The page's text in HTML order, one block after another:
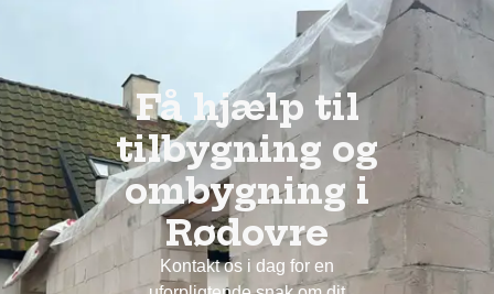
Få hjælp til
tilbygning og
ombygning i
Rødovre
Kontakt os i dag for en